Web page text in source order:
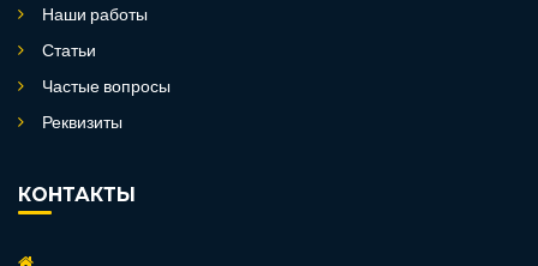
Наши работы
Статьи
Частые вопросы
Реквизиты
КОНТАКТЫ